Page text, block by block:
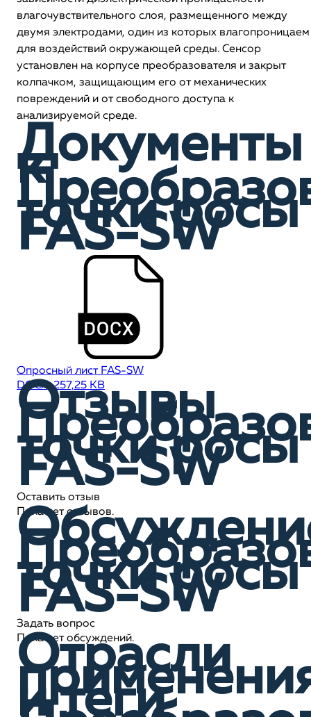
влагочувствительного слоя, размещенного между
двумя электродами, один из которых влагопроницаем
для воздействий окружающей среды. Сенсор
установлен на корпусе преобразователя и закрыт
колпачком, защищающим его от механических
повреждений и от свободного доступа к
анализируемой среде.
Документы
к
точки росы
FAS-SW
Опросный лист FAS-SW
DOCX, 257,25 KB
Отзывы
точки росы
FAS-SW
Оставить отзыв
Пока нет отзывов.
точки росы
FAS-SW
Задать вопрос
Пока нет обсуждений.
Отрасли
и теги